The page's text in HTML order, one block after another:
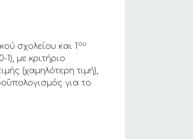
σχολείου και 1 ου
με κριτήριο
(χαμηλότερη τιμή),
για το